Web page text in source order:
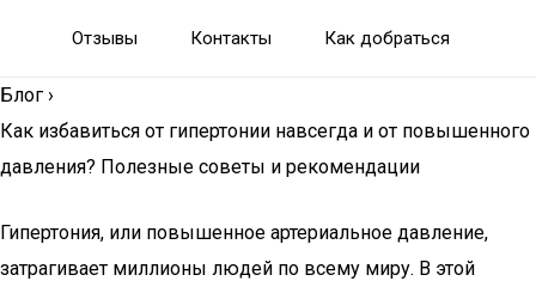
Отзывы Контакты Как добраться
Блог ›
Как избавиться от гипертонии навсегда и от повышенного
давления? Полезные советы и рекомендации
Гипертония, или повышенное артериальное давление,
затрагивает миллионы людей по всему миру. В этой